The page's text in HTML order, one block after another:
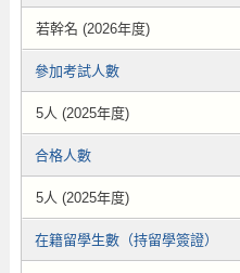
若幹名 (2026年度)
參加考試人數
5人 (2025年度)
合格人數
5人 (2025年度)
在籍留學生數（持留學簽證）